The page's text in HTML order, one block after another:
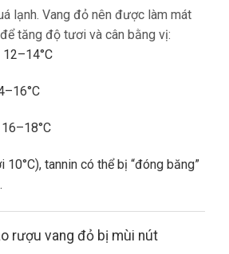
lạnh. Vang đỏ nên được làm mát
tăng độ tươi và cân bằng vị:
10°C), tannin có thể bị “đóng băng”
rượu vang đỏ bị mùi nút